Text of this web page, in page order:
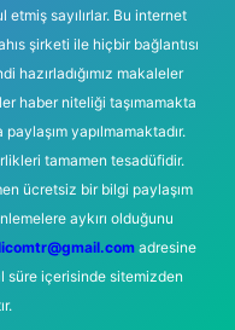
sayılırlar. Bu internet
şirketi ile hiçbir bağlantısı
hazırladığımız makaleler
haber niteliği taşımamakta
yapılmamaktadır.
tamamen tesadüfidir.
ücretsiz bir bilgi paylaşım
aykırı olduğunu
adresine
süre içerisinde sitemizden